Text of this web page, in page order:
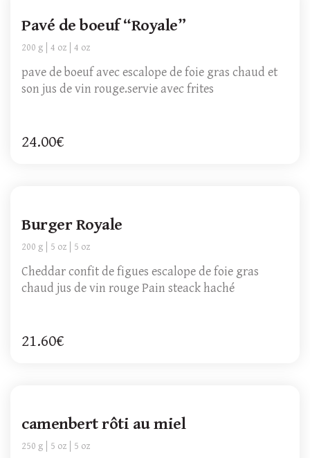
Pavé de boeuf “Royale”
200 g 4 oz 4 oz
pave de boeuf avec escalope de foie gras chaud et
son jus de vin rouge.servie avec frites
24.00€
Burger Royale
200 g 5 oz 5 oz
Cheddar confit de figues escalope de foie gras
chaud jus de vin rouge Pain steack haché
21.60€
camenbert rôti au miel
250 g 5 oz 5 oz